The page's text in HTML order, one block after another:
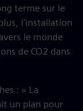
terme sur le
l'installation
le monde
de CO2 dans
: « La
un plan pour